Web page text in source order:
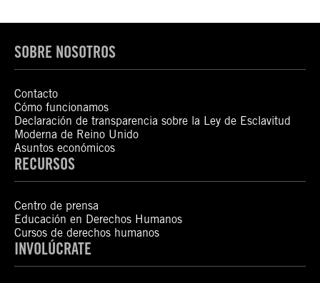
SOBRE NOSOTROS
Contacto
Cómo funcionamos
Declaración de transparencia sobre la Ley de Esclavitud
Moderna de Reino Unido
Asuntos económicos
RECURSOS
Centro de prensa
Educación en Derechos Humanos
Cursos de derechos humanos
INVOLÚCRATE